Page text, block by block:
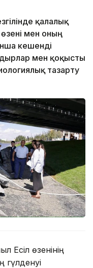
қалалық
мен оның
кешенді
мен қоқысты
тазарту
Есіл өзенінің
гүлденуі